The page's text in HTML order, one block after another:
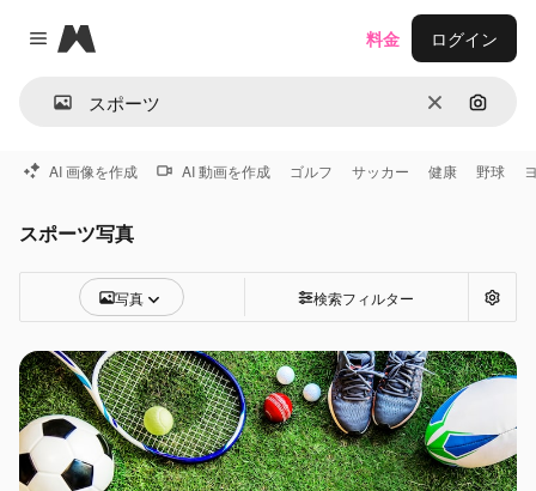
Close menu
Magnific
消去 画像で
料金 ログイン
AI 画像を作成 AI 動画を作成 ゴルフ サッカー 健康 野球
スポーツ写真
写真 検索フィルター